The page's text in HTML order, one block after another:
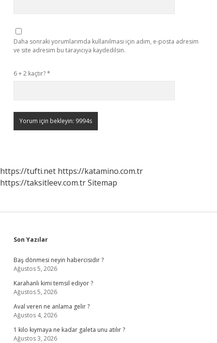
Daha sonraki yorumlarımda kullanılması için adım, e-posta adresim
ve site adresim bu tarayıcıya kaydedilsin.
6 + 2 kaçtır?*
https://tufti.net https://katamino.com.tr
https://taksitleev.com.trSitemap
Sidebar
Son Yazılar
Baş dönmesi neyin habercisidir ?
Ağustos 5, 2026
Karahanlı kimi temsil ediyor ?
Ağustos 5, 2026
Aval veren ne anlama gelir ?
Ağustos 4, 2026
1 kilo kıymaya ne kadar galeta unu atılır ?
Ağustos 3, 2026